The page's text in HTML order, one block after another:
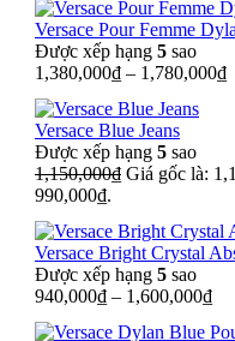
Versace Pour Femme
Được xếp hạng 5 sao
1,380,000₫ – 1,780,000₫
Versace Blue Jeans
Được xếp hạng 5 sao
1,150,000₫ Giá gốc là:
990,000₫.
Versace Bright Crystal
Được xếp hạng 5 sao
940,000₫ – 1,600,000₫